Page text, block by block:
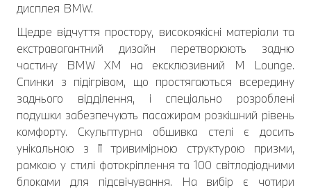
дисплея BMW.
Щедре відчуття простору, високоякісні матеріали та
екстравагантний дизайн перетворюють задню
частину BMW XM на ексклюзивний M Lounge.
Спинки з підігрівом, що простягаються всередину
заднього відділення, і спеціально розроблені
подушки забезпечують пасажирам розкішний рівень
комфорту. Скульптурна обшивка стелі є досить
унікальною з її тривимірною структурою призми,
рамкою у стилі фотокріплення та 100 світлодіодними
блоками для підсвічування. На вибір є чотири